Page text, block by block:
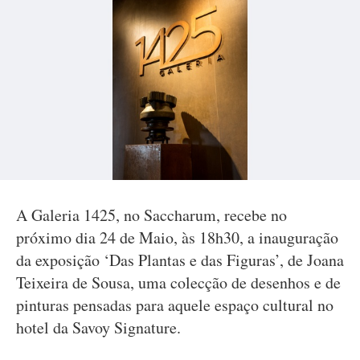
A Galeria 1425, no Saccharum, recebe no
próximo dia 24 de Maio, às 18h30, a inauguração
da exposição ‘Das Plantas e das Figuras’, de Joana
Teixeira de Sousa, uma colecção de desenhos e de
pinturas pensadas para aquele espaço cultural no
hotel da Savoy Signature.